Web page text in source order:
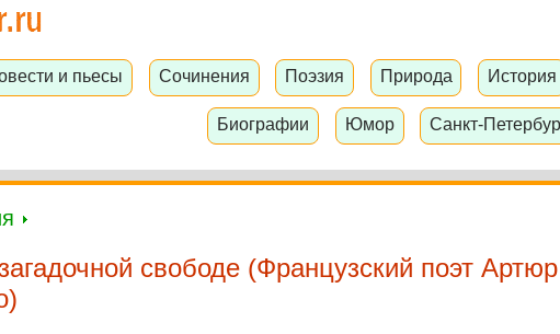
и пьесы Сочинения Поэзия Природа История
Биографии Юмор Санкт-
свободе (Французский поэт Артюр